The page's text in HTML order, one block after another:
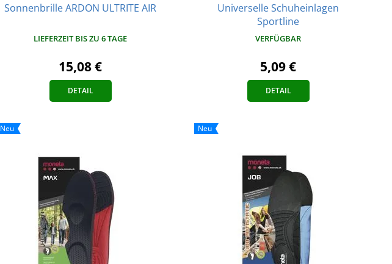
Sonnenbrille ARDON ULTRITE AIR
LIEFERZEIT BIS ZU 6 TAGE
15,08 €
DETAIL
Universelle Schuheinlagen
Sportline
VERFÜGBAR
5,09 €
DETAIL
Neu Neu